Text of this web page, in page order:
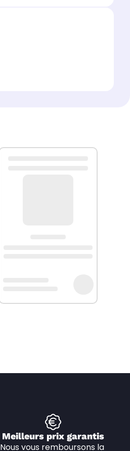
Meilleurs prix garantis
Nous vous remboursons la